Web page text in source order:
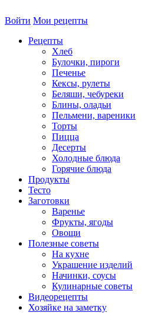
Войти Мои рецепты
Рецепты
Хлеб
Булочки, пироги
Печенье
Кексы, рулеты
Беляши, чебуреки
Блины, оладьи
Пельмени, вареники
Торты
Пицца
Десерты
Холодные блюда
Горячие блюда
Продукты
Тесто
Заготовки
Варенье
Фрукты, ягоды
Овощи
Полезные советы
На кухне
Украшение изделий
Начинки, соусы
Кулинарные советы
Видеорецепты
Хозяйке на заметку